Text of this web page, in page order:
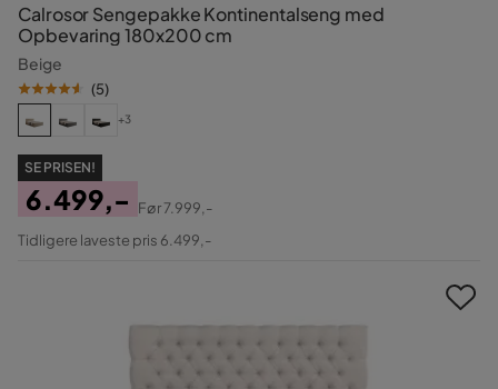
Calrosor Sengepakke Kontinentalseng med
Opbevaring 180x200 cm
Beige
(5)
+3
SE PRISEN!
Pris
6.499,-
Original
Før7.999,-
Tidligere laveste pris 6.499,-